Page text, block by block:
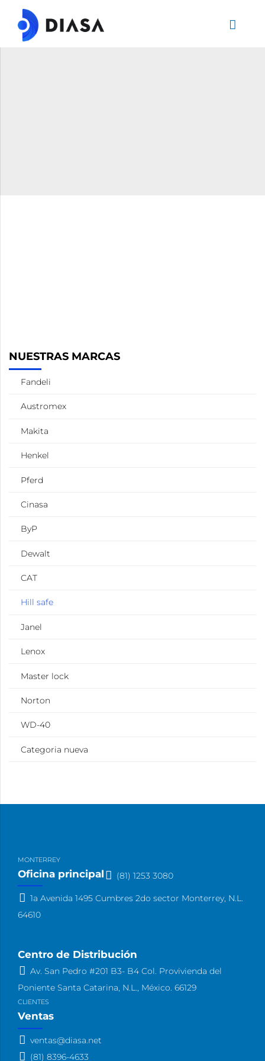
NUESTRAS MARCAS
Fandeli
Austromex
Makita
Henkel
Pferd
Cinasa
ByP
Dewalt
CAT
Hill safe
Janel
Lenox
Master lock
Norton
WD-40
Categoria nueva
MONTERREY
Oficina principal (81) 1253 3080
1a Avenida 1495 Cumbres 2do sector Monterrey, N.L.
64610
Centro de Distribución
Av. San Pedro #201 B3- B4 Col. Provivienda del
Poniente Santa Catarina, N.L., México. 66129
CLIENTES
Ventas
ventas@diasa.net
(81) 8396-4633